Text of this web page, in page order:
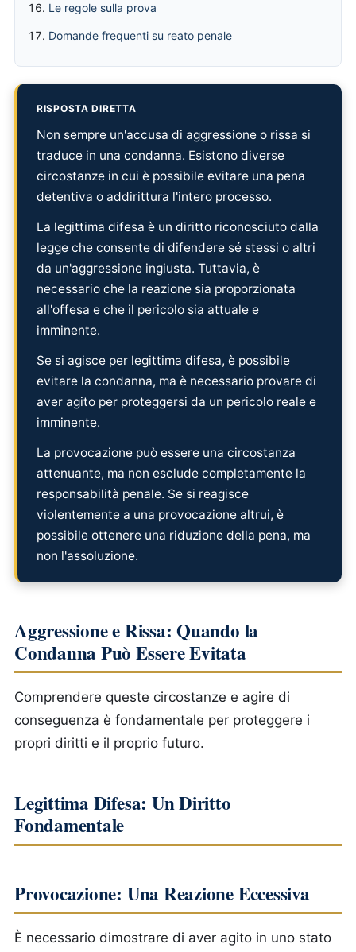
Le regole sulla prova
Domande frequenti su reato penale
RISPOSTA DIRETTA
Non sempre un'accusa di aggressione o rissa si
traduce in una condanna. Esistono diverse
circostanze in cui è possibile evitare una pena
detentiva o addirittura l'intero processo.
La legittima difesa è un diritto riconosciuto dalla
legge che consente di difendere sé stessi o altri
da un'aggressione ingiusta. Tuttavia, è
necessario che la reazione sia proporzionata
all'offesa e che il pericolo sia attuale e
imminente.
Se si agisce per legittima difesa, è possibile
evitare la condanna, ma è necessario provare di
aver agito per proteggersi da un pericolo reale e
imminente.
La provocazione può essere una circostanza
attenuante, ma non esclude completamente la
responsabilità penale. Se si reagisce
violentemente a una provocazione altrui, è
possibile ottenere una riduzione della pena, ma
non l'assoluzione.
Aggressione e Rissa: Quando la
Condanna Può Essere Evitata
Comprendere queste circostanze e agire di
conseguenza è fondamentale per proteggere i
propri diritti e il proprio futuro.
Legittima Difesa: Un Diritto
Fondamentale
Provocazione: Una Reazione Eccessiva
È necessario dimostrare di aver agito in uno stato